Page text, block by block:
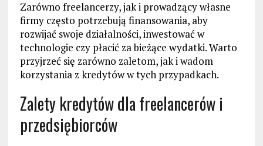
Zarówno freelancerzy, jak i prowadzący własne
firmy często potrzebują finansowania, aby
rozwijać swoje działalności, inwestować w
technologie czy płacić za bieżące wydatki. Warto
przyjrzeć się zarówno zaletom, jak i wadom
korzystania z kredytów w tych przypadkach.
Zalety kredytów dla freelancerów i
przedsiębiorców